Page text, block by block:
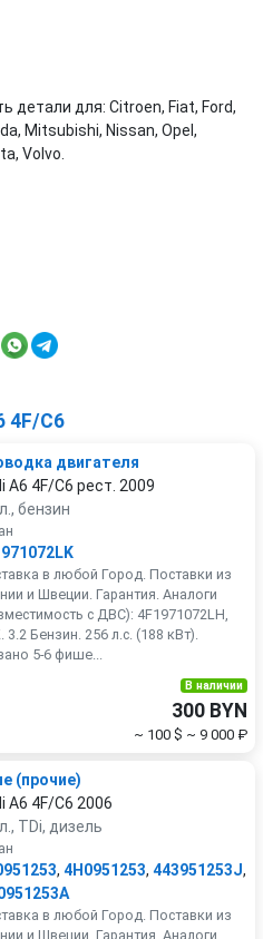
детали для: Citroen, Fiat, Ford,
Mitsubishi, Nissan, Opel,
Volvo.
4F/C6
двигателя
A6 4F/C6 рест. 2009
бензин
в любой Город. Поставки из
и Швеции. Гарантия. Аналоги
с ДВС): 4F1971072LH,
3.2 Бензин. 256 л.с. (188 кВт).
5-6 фише...
В наличии
300 BYN
~ 100 $ ~ 9 000 ₽
(прочие)
A6 4F/C6 2006
TDi, дизель
, 4H0951253, 443951253J,
в любой Город. Поставки из
и Швеции. Гарантия. Аналоги